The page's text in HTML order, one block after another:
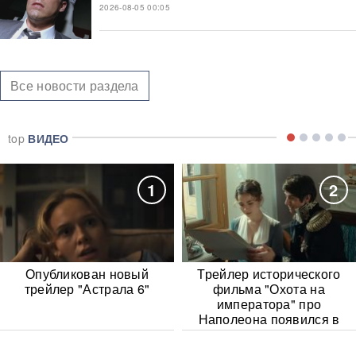
2026-08-05 00:05
Все новости раздела
top ВИДЕО
1
Опубликован новый
трейлер "Астрала 6"
2
Трейлер исторического
фильма "Охота на
императора" про
Наполеона появился в
Сети